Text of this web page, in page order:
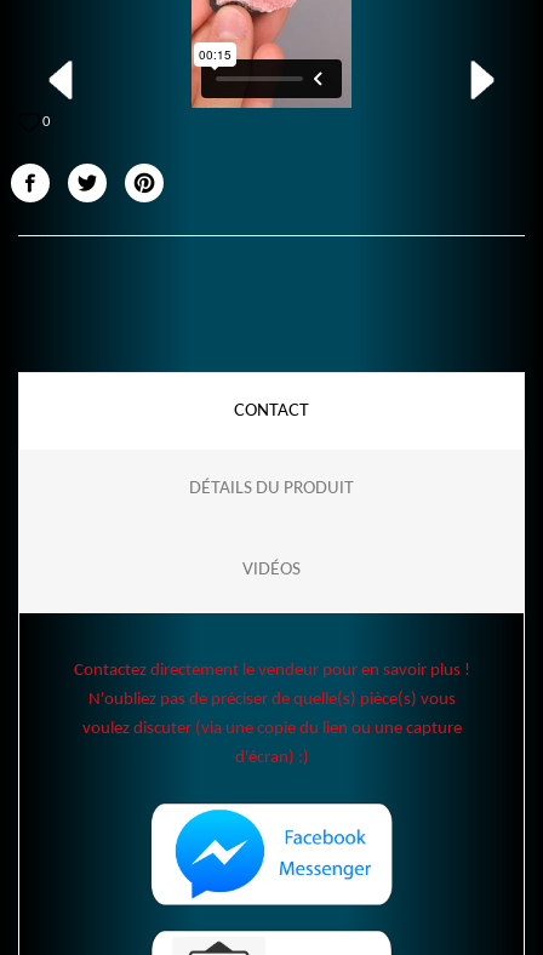
0
CONTACT
DÉTAILS DU PRODUIT
VIDÉOS
Contactez directement le vendeur pour en savoir plus !
N'oubliez pas de préciser de quelle(s) pièce(s) vous
voulez discuter (via une copie du lien ou une capture
d'écran) :)